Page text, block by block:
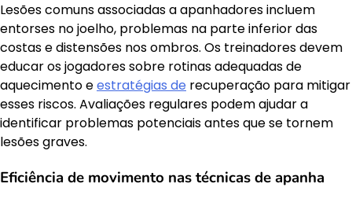
Lesões comuns associadas a apanhadores incluem
entorses no joelho, problemas na parte inferior das
costas e distensões nos ombros. Os treinadores devem
educar os jogadores sobre rotinas adequadas de
aquecimento eestratégias de recuperação para mitigar
esses riscos. Avaliações regulares podem ajudar a
identificar problemas potenciais antes que se tornem
lesões graves.
Eficiência de movimento nas técnicas de apanha